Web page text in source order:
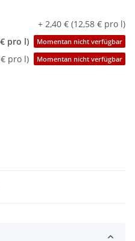
+ 2,40 € (12,58 € pro l)
pro l) Momentan nicht verfügbar
pro l) Momentan nicht verfügbar